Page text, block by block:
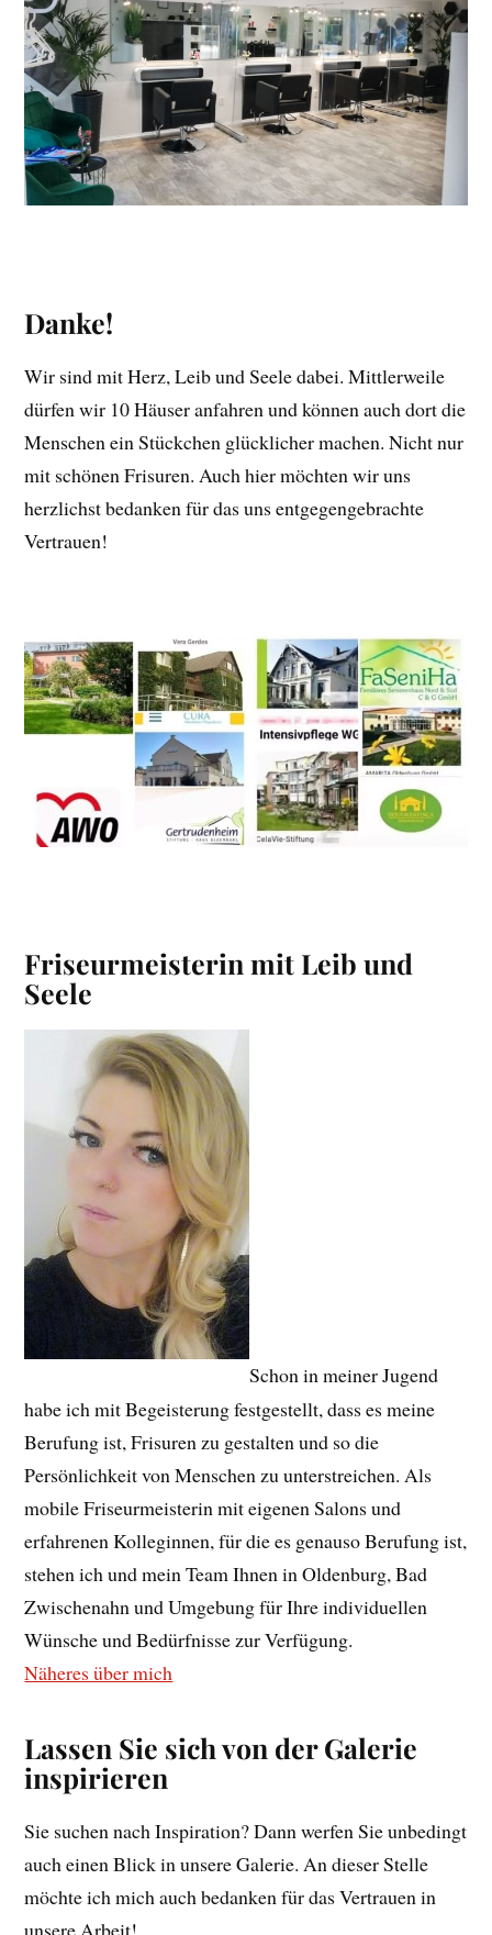
Danke!
Wir sind mit Herz, Leib und Seele dabei. Mittlerweile
dürfen wir 10 Häuser anfahren und können auch dort die
Menschen ein Stückchen glücklicher machen. Nicht nur
mit schönen Frisuren. Auch hier möchten wir uns
herzlichst bedanken für das uns entgegengebrachte
Vertrauen!
Friseurmeisterin mit Leib und
Seele
Schon in meiner Jugend
habe ich mit Begeisterung festgestellt, dass es meine
Berufung ist, Frisuren zu gestalten und so die
Persönlichkeit von Menschen zu unterstreichen. Als
mobile Friseurmeisterin mit eigenen Salons und
erfahrenen Kolleginnen, für die es genauso Berufung ist,
stehen ich und mein Team Ihnen in Oldenburg, Bad
Zwischenahn und Umgebung für Ihre individuellen
Wünsche und Bedürfnisse zur Verfügung.
Näheres über mich
Lassen Sie sich von der Galerie
inspirieren
Sie suchen nach Inspiration? Dann werfen Sie unbedingt
auch einen Blick in unsere Galerie. An dieser Stelle
möchte ich mich auch bedanken für das Vertrauen in
unsere Arbeit!